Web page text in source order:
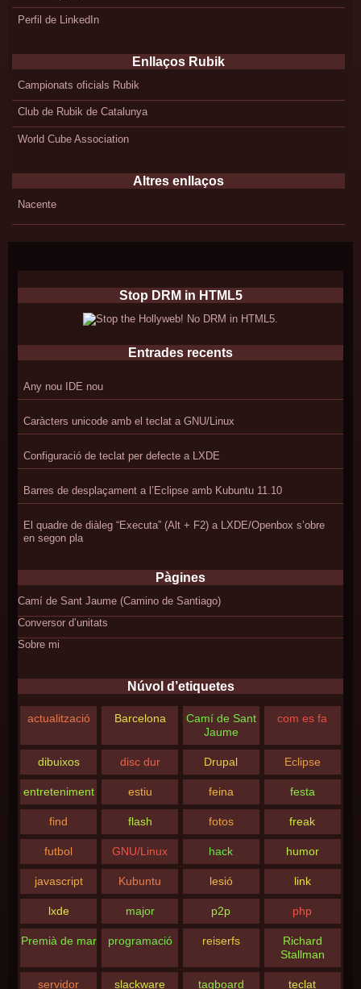
Perfil de LinkedIn
Enllaços Rubik
Campionats oficials Rubik
Club de Rubik de Catalunya
World Cube Association
Altres enllaços
Nacente
Stop DRM in HTML5
Entrades recents
Any nou IDE nou
Caràcters unicode amb el teclat a GNU/Linux
Configuració de teclat per defecte a LXDE
Barres de desplaçament a l’Eclipse amb Kubuntu 11.10
El quadre de diàleg “Executa” (Alt + F2) a LXDE/Openbox s’obre
en segon pla
Pàgines
Camí de Sant Jaume (Camino de Santiago)
Conversor d’unitats
Sobre mi
Núvol d’etiquetes
actualització Barcelona
Camí de Sant
Jaume
com es fa
dibuixos disc dur Drupal Eclipse
entreteniment estiu feina festa
find flash fotos freak
futbol GNU/Linux hack humor
javascript Kubuntu lesió link
lxde major p2p php
Premià de mar programació reiserfs
Richard
Stallman
servidor slackware tagboard teclat